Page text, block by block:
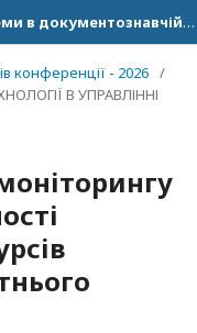
Інформаційні технології і системи в документознавчій сфері
конференції - 2026 /
В УПРАВЛІННІ